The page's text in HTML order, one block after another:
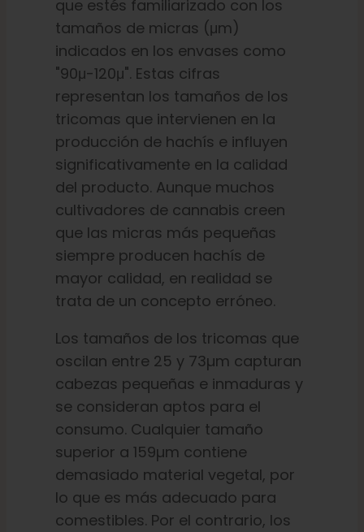
que estés familiarizado con los
tamaños de micras (μm)
indicados en los envases como
"90μ-120μ". Estas cifras
representan los tamaños de los
tricomas que intervienen en la
producción de hachís e influyen
significativamente en la calidad
del producto. Aunque muchos
cultivadores de cannabis creen
que las micras más pequeñas
siempre producen hachís de
mayor calidad, en realidad se
trata de un concepto erróneo.
Los tamaños de los tricomas que
oscilan entre 25 y 73µm capturan
cabezas pequeñas e inmaduras y
se consideran aptos para el
consumo. Cualquier tamaño
superior a 159µm contiene
demasiado material vegetal, por
lo que es más adecuado para
comestibles. Por el contrario, los